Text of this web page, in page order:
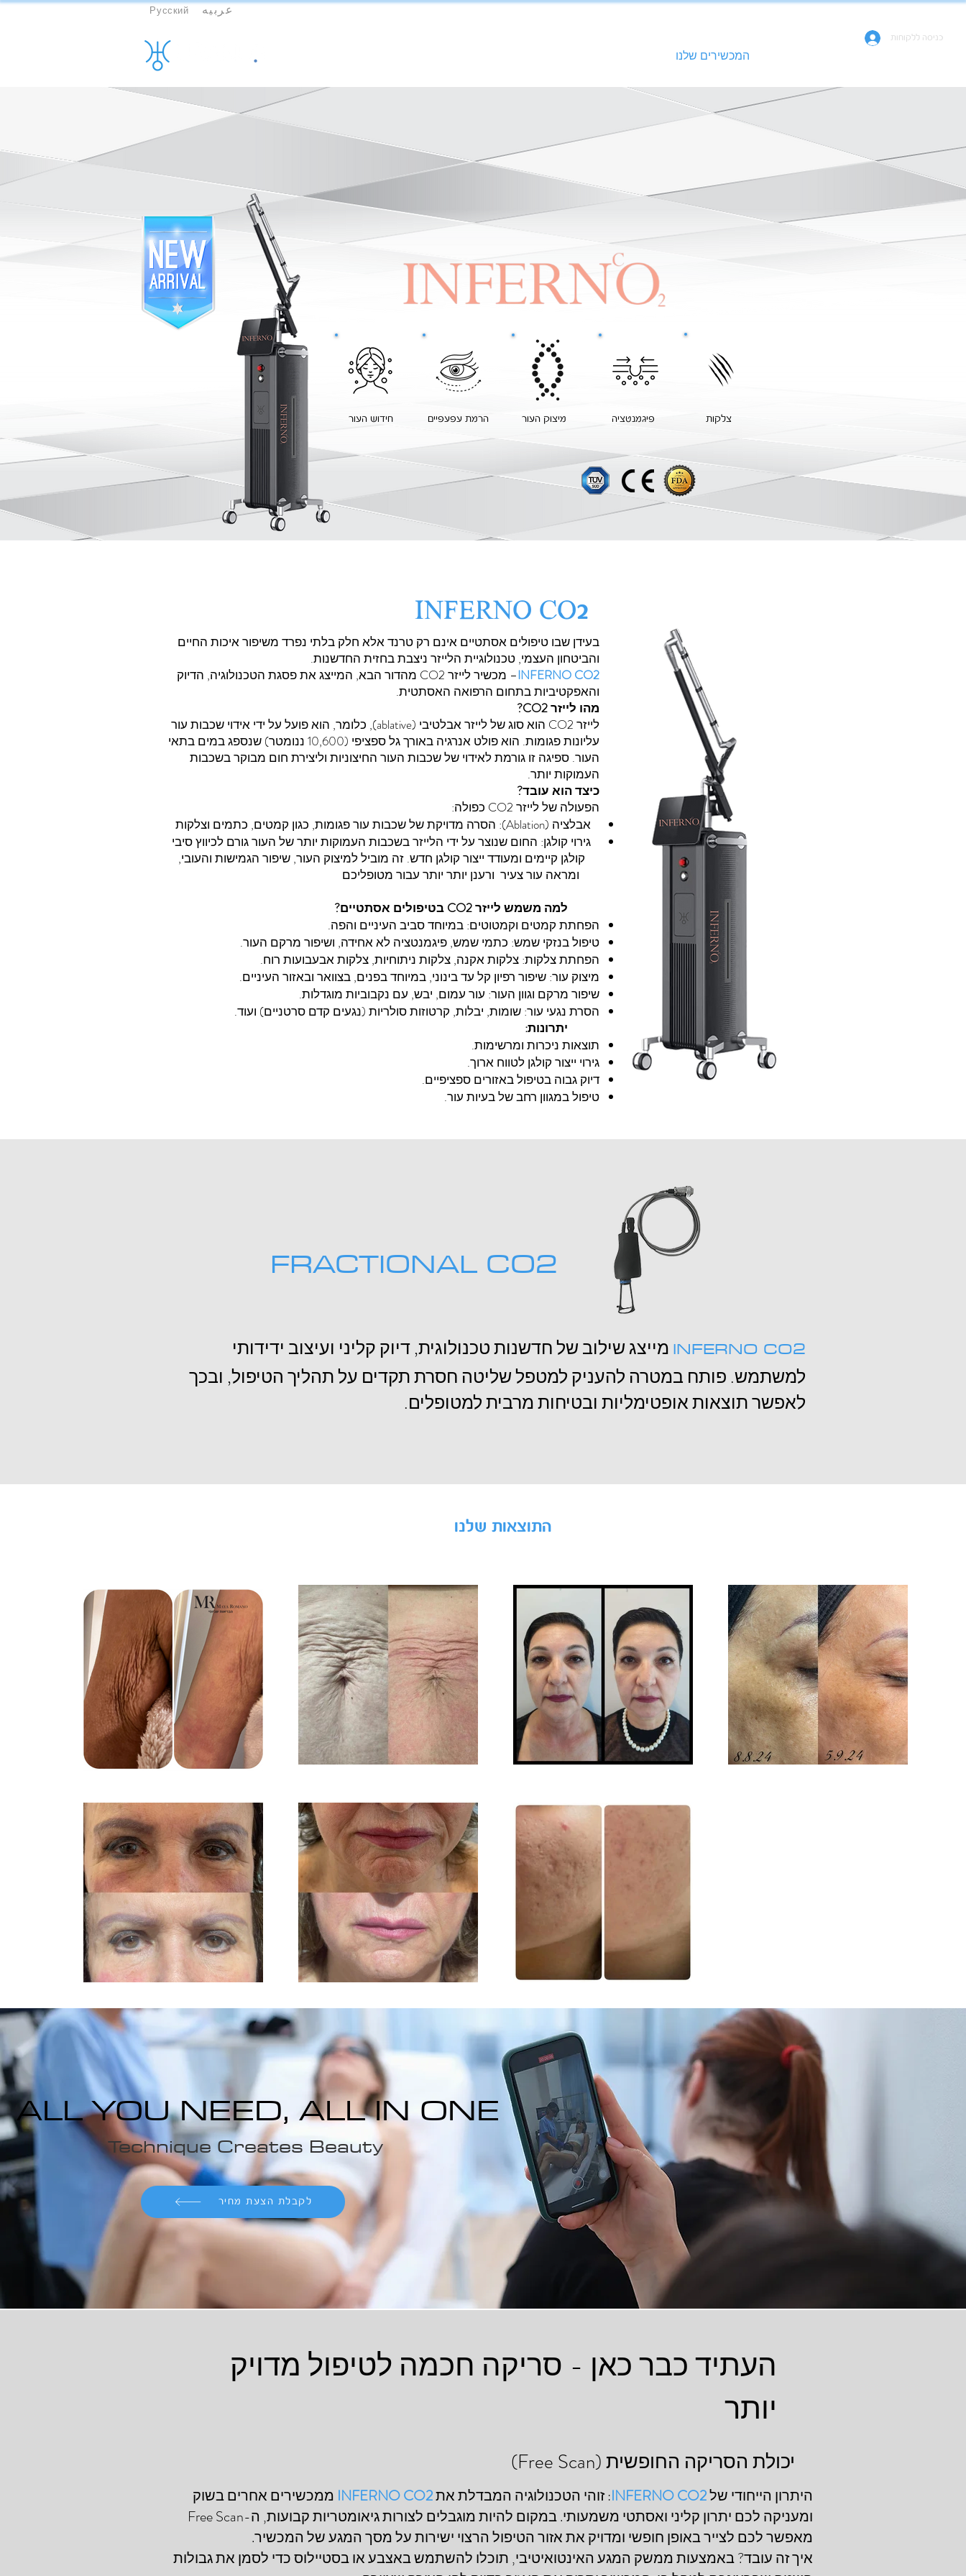
Русский عربيه
המכשירים שלנו
כניסה ללקוחות
חידוש העור הרמת עפעפיים מיצוק העור פיגמנטציה צלקות
בעידן שבו טיפולים אסתטיים אינם רק טרנד אלא חלק בלתי נפרד משיפור איכות החיים
והביטחון העצמי, טכנולוגיית הלייזר ניצבת בחזית החדשנות.
INFERNO CO2
– מכשיר לייזר CO2 מהדור הבא, המייצג את פסגת הטכנולוגיה, הדיוק
והאפקטיביות בתחום הרפואה האסתטית.
מהו לייזר CO2?
לייזר CO2 הוא סוג של לייזר אבלטיבי (ablative), כלומר, הוא פועל על ידי אידוי שכבות עור
עליונות פגומות. הוא פולט אנרגיה באורך גל ספציפי (10,600 ננומטר) שנספג במים בתאי
העור. ספיגה זו גורמת לאידוי של שכבות העור החיצוניות וליצירת חום מבוקר בשכבות
העמוקות יותר.
כיצד הוא עובד?
הפעולה של לייזר CO2 כפולה:
אבלציה (Ablation): הסרה מדויקת של שכבות עור פגומות, כגון קמטים, כתמים וצלקות
גירוי קולגן: החום שנוצר על ידי הלייזר בשכבות העמוקות יותר של העור גורם לכיווץ סיבי
קולגן קיימים ומעודד ייצור קולגן חדש. זה מוביל למיצוק העור, שיפור הגמישות והעובי,
ומראה עור צעיר ורענן יותר יותר עבור מטופליכם
למה משמש לייזר CO2 בטיפולים אסתטיים?
הפחתת קמטים וקמטוטים: במיוחד סביב העיניים והפה.
טיפול בנזקי שמש: כתמי שמש, פיגמנטציה לא אחידה, ושיפור מרקם העור.
הפחתת צלקות: צלקות אקנה, צלקות ניתוחיות, צלקות אבעבועות רוח.
מיצוק עור: שיפור רפיון קל עד בינוני, במיוחד בפנים, בצוואר ובאזור העיניים.
שיפור מרקם וגוון העור: עור עמום, יבש, עם נקבוביות מוגדלות.
הסרת נגעי עור: שומות, יבלות, קרטוזות סולריות (נגעים קדם סרטניים) ועוד.
יתרונות:
תוצאות ניכרות ומרשימות.
גירוי ייצור קולגן לטווח ארוך.
דיוק גבוה בטיפול באזורים ספציפיים.
טיפול במגוון רחב של בעיות עור.
INFERNO CO2
FRACTIONAL CO2
INFERNO CO2מייצג שילוב של חדשנות טכנולוגית, דיוק קליני ועיצוב ידידותי
למשתמש. פותח במטרה להעניק למטפל שליטה חסרת תקדים על תהליך הטיפול, ובכך
לאפשר תוצאות אופטימליות ובטיחות מרבית למטופלים.
התוצאות שלנו
ALL YOU NEED, ALL IN ONE
Technique Creates Beauty
לקבלת הצעת מחיר
העתיד כבר כאן - סריקה חכמה לטיפול מדויק
יותר
יכולת הסריקה החופשית (Free Scan)
היתרון הייחודי שלINFERNO CO2: זוהי הטכנולוגיה המבדלת אתINFERNO CO2 ממכשירים אחרים בשוק
ומעניקה לכם יתרון קליני ואסתטי משמעותי. במקום להיות מוגבלים לצורות גיאומטריות קבועות, ה-Free Scan
מאפשר לכם לצייר באופן חופשי ומדויק את אזור הטיפול הרצוי ישירות על מסך המגע של המכשיר.
איך זה עובד? באמצעות ממשק המגע האינטואיטיבי, תוכלו להשתמש באצבע או בסטיילוס כדי לסמן את גבולות